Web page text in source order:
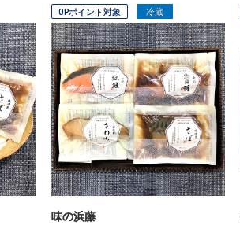
OPポイント対象 冷蔵
味の浜藤